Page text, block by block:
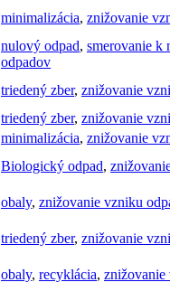
minimalizácia, znižovanie
nulový odpad, smerovanie k
odpadov
triedený zber, znižovanie
triedený zber, znižovanie
minimalizácia, znižovanie
Biologický odpad,
obaly, znižovanie vzniku
triedený zber, znižovanie
obaly, recyklácia, znižovanie